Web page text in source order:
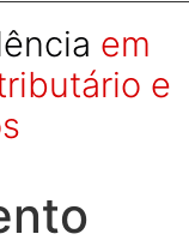
em
e